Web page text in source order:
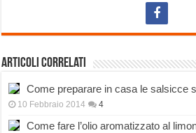
Articoli correlati
Come preparare in casa le salsicce
10 Febbraio 2014 4
Come fare l’olio aromatizzato al